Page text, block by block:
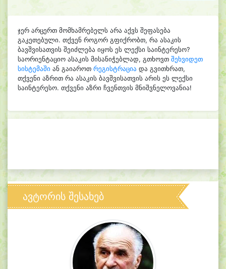
ჯერ არცერთ მომხამრებელს არა აქვს შეფასება
გაკეთებული. თქვენ როგორ გფიქრობთ, რა ასაკის
ბავშვისათვის შეიძლება იყოს ეს ლექსი საინტერესო?
საორიენტაციო ასაკის მისანიჭებლად, გთხოვთ შეხვიდეთ
სისტემაში ან გაიაროთ რეგისტრაცია და გვითხრათ,
თქვენი აზრით რა ასაკის ბავშვისათვის არის ეს ლექსი
საინტერესო. თქვენი აზრი ჩვენთვის მნიშვნელოვანია!
ავტორის შესახებ